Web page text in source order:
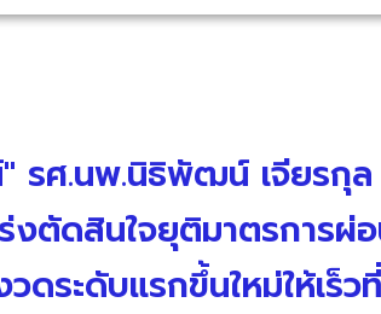
ศ.นพ.นิธิพัฒน์ เจียรกุล
งตัดสินใจยุติมาตรการผ่อ
วดระดับแรกขึ้นใหม่ให้เร็